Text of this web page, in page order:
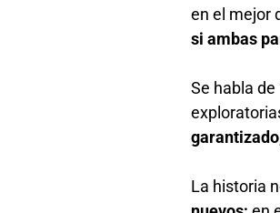
en el mejor
si ambas
Se habla
La historia